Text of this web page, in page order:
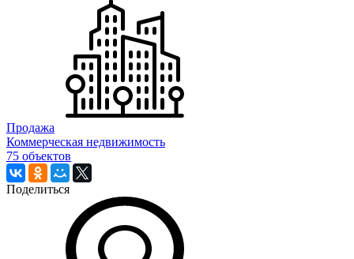
Продажа
Коммерческая недвижимость
75 объектов
Поделиться